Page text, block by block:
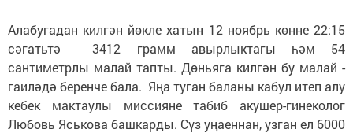
Алабугадан килгән йөкле хатын 12 ноябрь көнне 22:15
сәгатьтә 3412 грамм авырлыктагы һәм 54
сантиметрлы малай тапты. Дөньяга килгән бу малай -
гаиләдә беренче бала. Яңа туган баланы кабул итеп алу
кебек мактаулы миссияне табиб акушер-гинеколог
Любовь Яськова башкарды. Сүз уңаеннан, узган ел 6000